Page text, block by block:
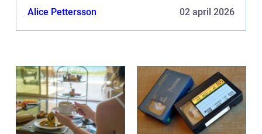
in i egna...
Alice Pettersson 02 april 2026